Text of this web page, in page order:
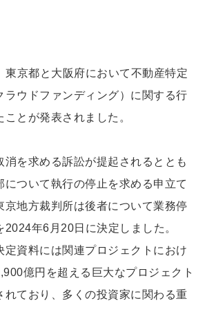
東京都と大阪府において不動産特定
ラウドファンディング）に関する行
とが発表されました。
消を求める訴訟が提起されるととも
について執行の停止を求める申立て
京地方裁判所は後者について業務停
2024年6月20日に決定しました。
定資料には関連プロジェクトにおけ
億円を超える巨大なプロジェクト
れており、多くの投資家に関わる重